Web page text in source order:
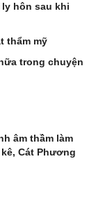
hôn sau khi
thẩm mỹ
trong chuyện
âm thầm làm
Cát Phương